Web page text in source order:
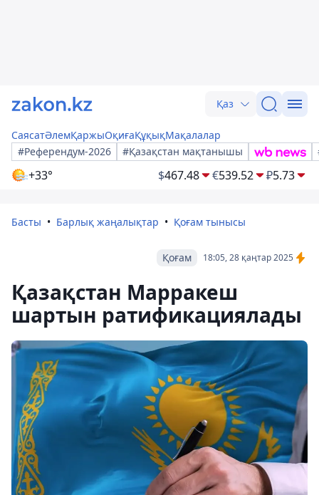
Қаз
СаясатӘлемҚаржыОқиғаҚұқықМақалалар
#Референдум-2026
#Қазақстан мақтанышы
+33° $467.48 €539.52 ₽5.73
Басты Барлық жаңалықтар Қоғам тынысы
18:05, 28 қаңтар 2025
Қоғам
Қазақстан Марракеш
шартын ратификациялады